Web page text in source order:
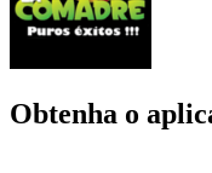
Obtenha o